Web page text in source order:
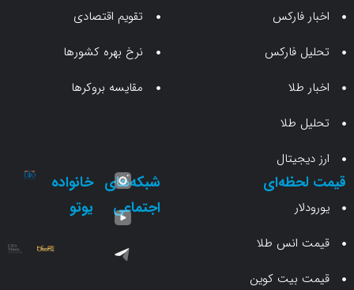
فارکس
فارکس
تقویم اقتصادی
نرخ بهره کشورها
مقایسه بروکرها
انس طلا
بیت کوین
شبکه‌های خانواده
یوتو